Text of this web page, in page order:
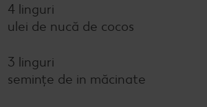
4 linguri
ulei de nucă de cocos
3 linguri
semințe de in măcinate